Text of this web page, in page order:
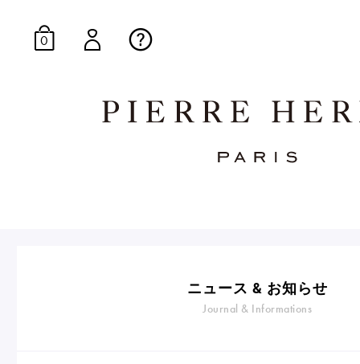
0
ニュース & お知らせ
Journal & Informations